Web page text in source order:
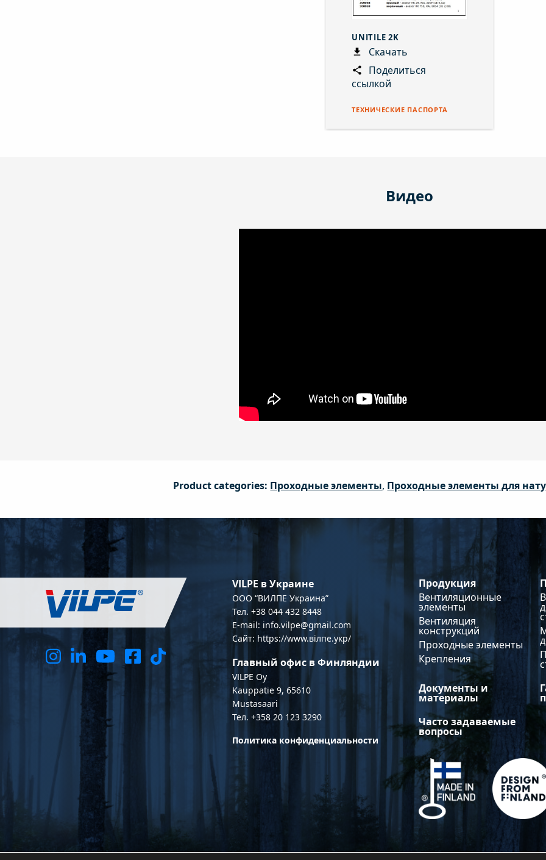
UNITILE 2K
Скачать
Поделиться
ссылкой
ТЕХНИЧЕСКИЕ ПАСПОРТА
Видео
Product categories: Проходные элементы, Проходные элементы для
VILPE в Украине
OOO “ВИЛПЕ Украина”
Тел. +38 044 432 8448
E-mail: info.vilpe@gmail.com
Сайт: https://www.вілпе.укр/
Главный офис в Финляндии
VILPE Oy
Kauppatie 9, 65610
Mustasaari
Тел. +358 20 123 3290
Политика конфиденциальности
Продукция
Вентиляционные
элементы
Вентиляция
конструкций
Проходные элементы
Крепления
Документы и
материалы
Часто задаваемые
вопросы